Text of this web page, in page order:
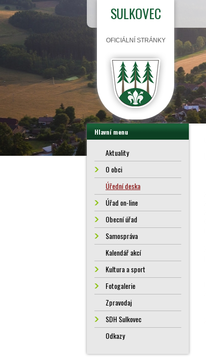
SULKOVEC
OFICIÁLNÍ STRÁNKY
Hlavní menu
Aktuality
O obci
Úřední deska
Úřad on-line
Obecní úřad
Samospráva
Kalendář akcí
Kultura a sport
Fotogalerie
Zpravodaj
SDH Sulkovec
Odkazy